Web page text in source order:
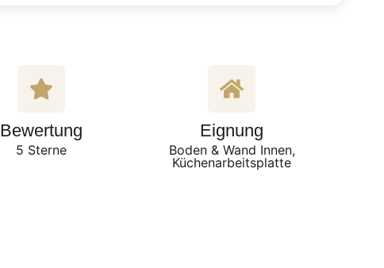
Bewertung
5 Sterne
Eignung
Boden & Wand Innen,
Küchenarbeitsplatte